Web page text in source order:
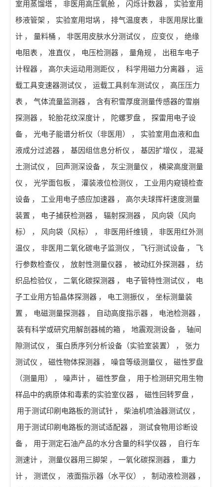
室用蒸馏塔 ， 非医用高压氧舱 ， 闪烁计数器 ，
实验室用
移液管架 ， 实验室用坩埚 ， 排气温度表 ，
非医用尿比重
计 ， 量料桶 ， 非医用皮肤水分测试仪 ， 应变仪 ，
绝缘
电阻表 ， 准直仪 ， 电压检测器 ， 量角规 ，
出租车电子
计程器 ， 高尔夫运动用测距仪 ， 科学用磁力分离器 ，
运
载工具变速器测试仪 ， 运载工具刹车测试仪 ，
高压压力
表 ， 气体流量监测器 ，
含有积雪厚度测量传感器的雪崩
探测器 ， 轮胎花纹深度计 ， 陀螺罗盘 ，
探雷用电子设
备 ， 光电子能谱分析仪（非医用） ，
实验室用血液和血
液成分过滤器 ， 基因组信息分析仪 ， 基因扩增仪 ，
混凝
土测试仪 ， 回声测深设备 ， 灰尘测量仪 ，
横梁高度测量
仪 ， 光学面包板 ， 灌装液位检测仪 ，
工业用内窥镜检查
设备 ， 工业用电子感应加速器 ，
高尔夫球挥杆速度测量
装置 ， 电子捕获检测器 ， 辐射探测器 ，
风向袋（风向
标）
， 风向袋（风标） ， 非医用纤维镜 ，
非医用红外测
温仪 ， 非医用二氧化碳电子监测仪 ， 飞行测试设备 ，
飞
行参数检查仪 ， 放射性测量仪器 ， 被动红外探测器 ，
纺
织品检验仪 ， 二氧化碳探测器 ， 电子管特性测试仪 ，
电
子工业用方铅晶体探测器 ， 电工测振仪 ，
坐标测量装
置 ， 电磁测量探测器 ， 自动高度指示器 ， 电池检测器 ，
装有科学或研究用解剖器械的箱 ， 地震观测设备 ，
轴间
隙测试仪 ， 蛋白质序列分析设备（实验室装置） ，
张力
测试仪 ， 磁性物体探测器 ， 噪音等级测量仪 ，
磁性罗盘
（测量用）
， 噪声计 ， 磁性罗盘 ，
用于检测研究用生物
样品中的病原体和毒素的实验室仪器 ， 磁性回转罗盘 ，
用于测试印刷电路板的测试针 ， 柴油机喷油器测试仪 ，
用于测试印刷电路板的测试适配器 ，
测试食物用诊断设
备 ， 用于测定石油产品的水分含量的科学仪器 ，
自行车
测速计 ， 测量仪器用三脚架 ， 一氧化碳探测器 ，
重力
计 ， 测谎仪 ， 液面指示器（水平仪） ， 制动液检测器 ，